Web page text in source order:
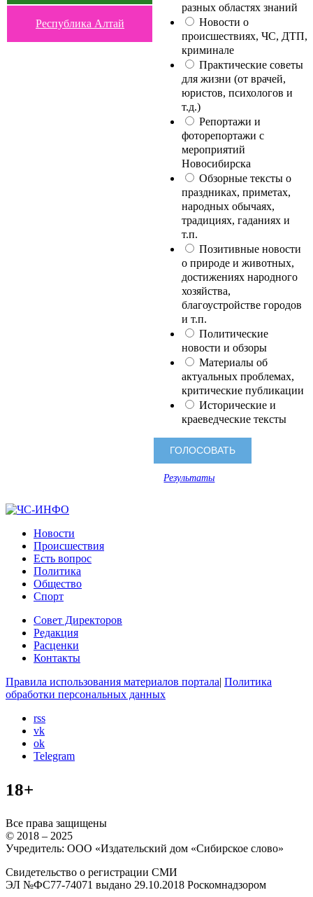
Республика Алтай
разных областях знаний
Новости о
происшествиях, ЧС, ДТП,
криминале
Практические советы
для жизни (от врачей,
юристов, психологов и
т.д.)
Репортажи и
фоторепортажи с
мероприятий
Новосибирска
Обзорные тексты о
праздниках, приметах,
народных обычаях,
традициях, гаданиях и
т.п.
Позитивные новости
о природе и животных,
достижениях народного
хозяйства,
благоустройстве городов
и т.п.
Политические
новости и обзоры
Материалы об
актуальных проблемах,
критические публикации
Исторические и
краеведческие тексты
Результаты
Новости
Происшествия
Есть вопрос
Политика
Общество
Спорт
Совет Директоров
Редакция
Расценки
Контакты
Правила использования материалов портала| Политика
обработки персональных данных
rss
vk
ok
Telegram
18+
Все права защищены
© 2018 – 2025
Учредитель: ООО «Издательский дом «Сибирское слово»
Свидетельство о регистрации СМИ
ЭЛ №ФС77-74071 выдано 29.10.2018 Роскомнадзором